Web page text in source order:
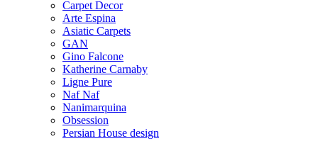
Carpet Decor
Arte Espina
Asiatic Carpets
GAN
Gino Falcone
Katherine Carnaby
Ligne Pure
Naf Naf
Nanimarquina
Obsession
Persian House design